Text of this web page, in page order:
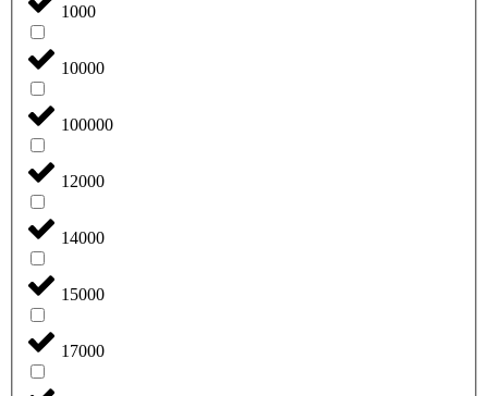
1000
10000
100000
12000
14000
15000
17000